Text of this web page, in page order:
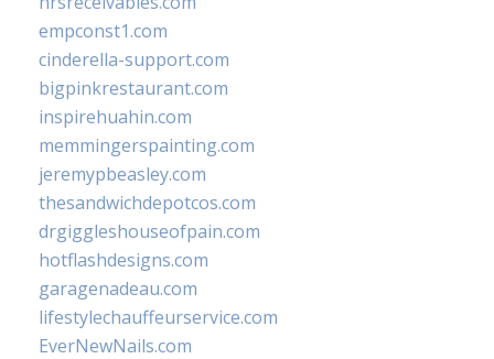
empconst1.com
cinderella-support.com
bigpinkrestaurant.com
inspirehuahin.com
memmingerspainting.com
jeremypbeasley.com
thesandwichdepotcos.com
drgiggleshouseofpain.com
hotflashdesigns.com
garagenadeau.com
lifestylechauffeurservice.com
EverNewNails.com